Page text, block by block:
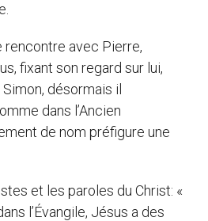
rencontre avec Pierre,
fixant son regard sur lui,
désormais il
dans l’Ancien
de nom préfigure une
et les paroles du Christ: «
l’Évangile, Jésus a des